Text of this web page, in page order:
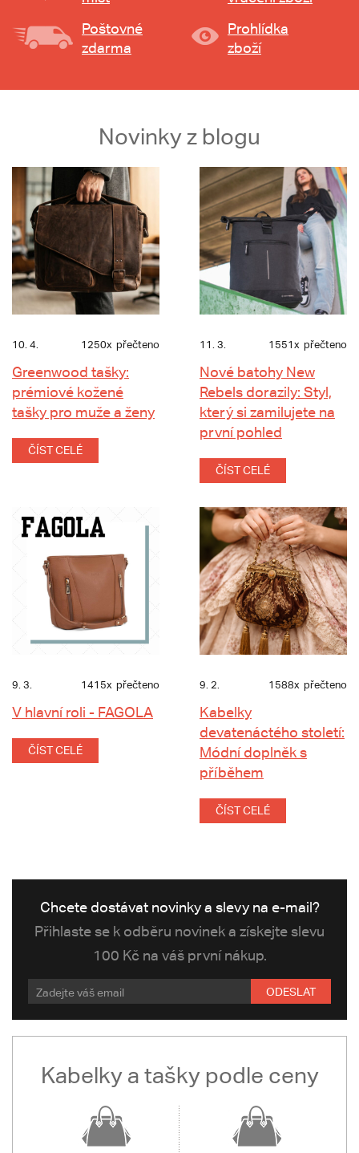
Poštovné
zdarma
Prohlídka
zboží
Novinky z blogu
10. 4. 1250x přečteno
Greenwood tašky:
prémiové kožené
tašky pro muže a ženy
ČÍST CELÉ
11. 3. 1551x přečteno
Nové batohy New
Rebels dorazily: Styl,
který si zamilujete na
první pohled
ČÍST CELÉ
9. 3. 1415x přečteno
V hlavní roli - FAGOLA
ČÍST CELÉ
9. 2. 1588x přečteno
Kabelky
devatenáctého století:
Módní doplněk s
příběhem
ČÍST CELÉ
Chcete dostávat novinky a slevy na e-mail?
Přihlaste se k odběru novinek a získejte slevu
100 Kč na váš první nákup.
ODESLAT
Kabelky a tašky podle ceny